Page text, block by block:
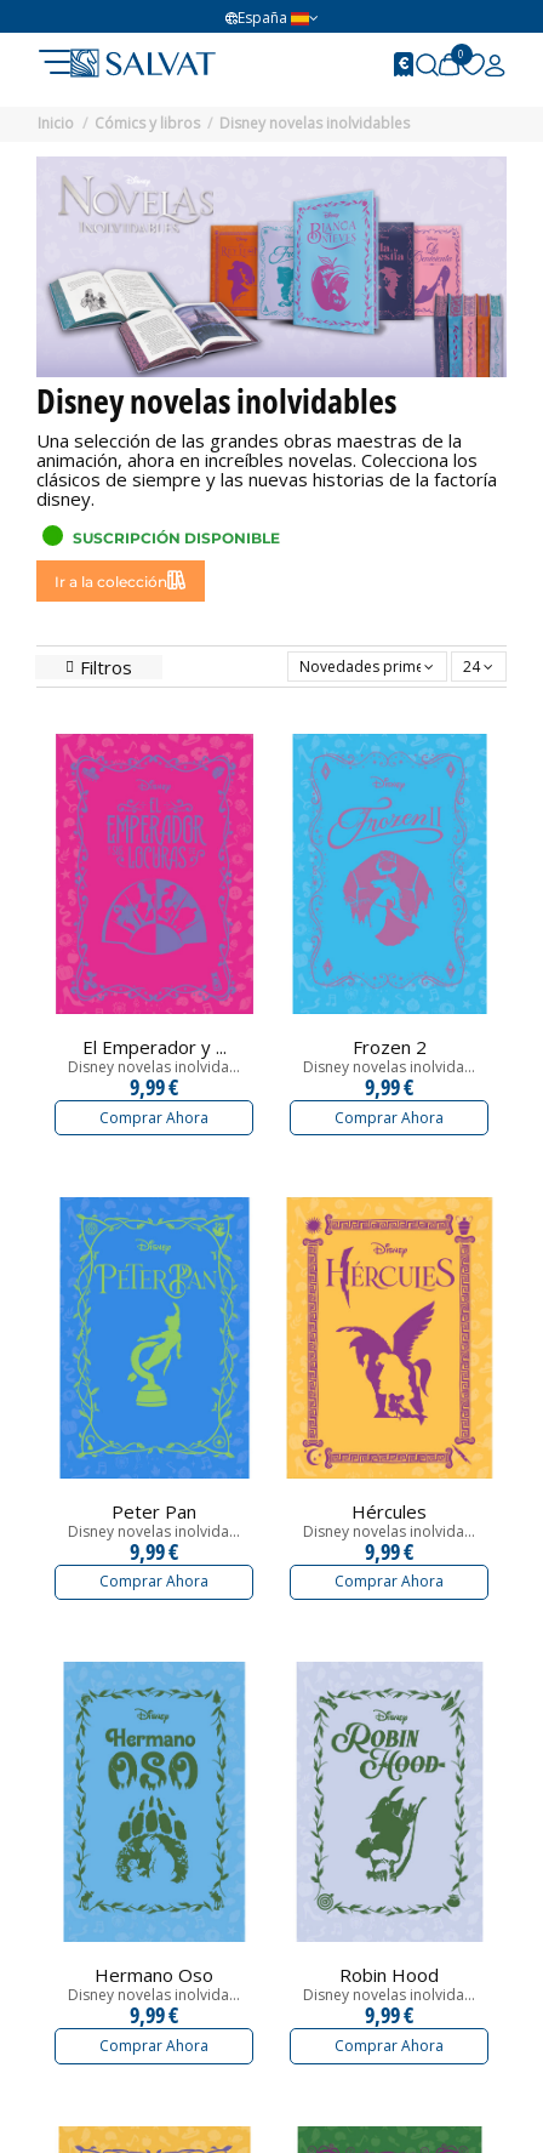
España
0
Inicio Cómics y libros Disney novelas inolvidables
Disney novelas inolvidables
Una selección de las grandes obras maestras de la
animación, ahora en increíbles novelas. Colecciona los
clásicos de siempre y las nuevas historias de la factoría
disney.
SUSCRIPCIÓN DISPONIBLE
Ir a la colección
Filtros Novedades primero 24
El Emperador y ...
Disney novelas inolvida...
9,99 €
Comprar Ahora
Frozen 2
Disney novelas inolvida...
9,99 €
Comprar Ahora
Peter Pan
Disney novelas inolvida...
9,99 €
Comprar Ahora
Hércules
Disney novelas inolvida...
9,99 €
Comprar Ahora
Hermano Oso
Disney novelas inolvida...
9,99 €
Comprar Ahora
Robin Hood
Disney novelas inolvida...
9,99 €
Comprar Ahora